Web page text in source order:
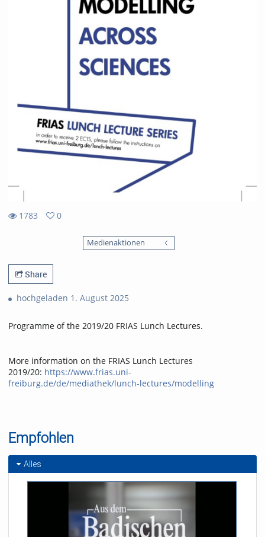
1783
0
Medienaktionen
Share
hochgeladen 1. August 2025
Programme of the 2019/20 FRIAS Lunch Lectures.
More information on the FRIAS Lunch Lectures
2019/20: https://www.frias.uni-
freiburg.de/de/mediathek/lunch-lectures/modelling
Empfohlen
Alles